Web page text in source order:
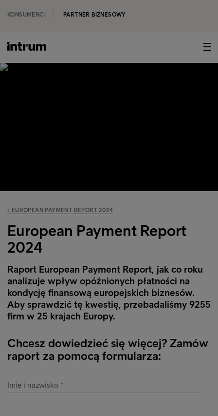
KONSUMENCI PARTNER BIZNESOWY
‹ EUROPEAN PAYMENT REPORT 2024
European Payment Report
2024
Raport European Payment Report, jak co roku
analizuje wpływ opóźnionych płatności na
kondycję finansową europejskich biznesów.
Aby sprawdzić tę kwestię, przebadaliśmy 9255
firm w 25 krajach Europy.
Chcesz dowiedzieć się więcej? Zamów
raport za pomocą formularza:
Imię i nazwisko